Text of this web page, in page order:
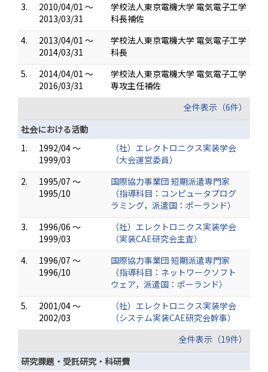
3.
2010/04/01 ～
2013/03/31
学校法人東京電機大学 電気電子工学
科長補佐
4.
2013/04/01 ～
2014/03/31
学校法人東京電機大学 電気電子工学
科長
5.
2014/04/01 ～
2016/03/31
学校法人東京電機大学 電気電子工学
専攻主任補佐
全件表示（6件）
社会における活動
1.
1992/04 ～
1999/03
（社）エレクトロニクス実装学会
（大会運営委員）
2.
1995/07 ～
1995/10
国際協力事業団 短期派遣専門家
（指導科目：コンピュータプログ
ラミング，派遣国：ポーランド）
3.
1996/06 ～
1999/03
（社）エレクトロニクス実装学会
（実装CAE研究会主査）
4.
1996/07 ～
1996/10
国際協力事業団 短期派遣専門家
（指導科目：ネットワークソフト
ウェア，派遣国：ポーランド）
5.
2001/04 ～
2002/03
（社）エレクトロニクス実装学会
（システム実装CAE研究会幹事）
全件表示（19件）
研究課題・受託研究・科研費